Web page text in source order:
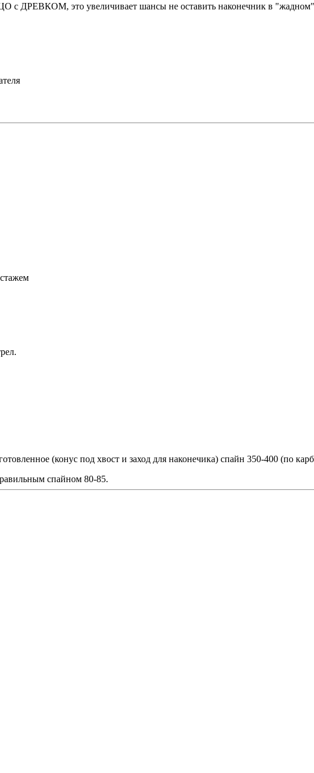
это увеличивает шансы не оставить наконечник в "жадном"
(конус под хвост и заход для наконечика) спайн 350-400 (по
спайном 80-85.